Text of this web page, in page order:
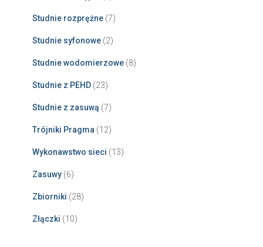
Studnie rozprężne (7)
Studnie syfonowe (2)
Studnie wodomierzowe (8)
Studnie z PEHD (23)
Studnie z zasuwą (7)
Trójniki Pragma (12)
Wykonawstwo sieci (13)
Zasuwy (6)
Zbiorniki (28)
Złączki (10)